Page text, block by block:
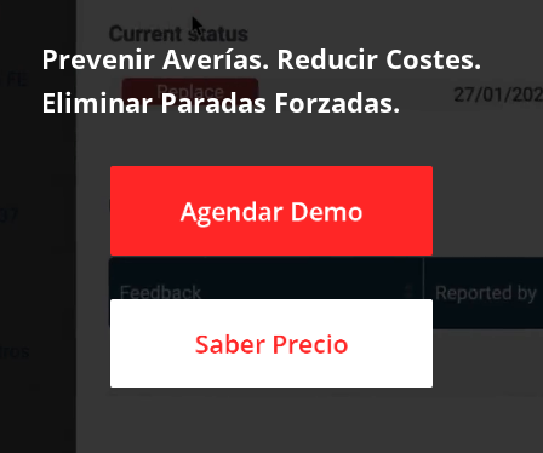
Prevenir Averías. Reducir Costes.
Eliminar Paradas Forzadas.